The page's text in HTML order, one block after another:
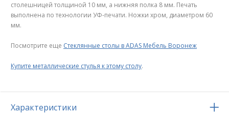
столешницей толщиной 10 мм, а нижняя полка 8 мм. Печать
выполнена по технологии УФ-печати. Ножки хром, диаметром 60
мм.
Посмотрите еще Стеклянные столы в ADAS Мебель Воронеж
Купите металлические стулья к этому столу.
Характеристики